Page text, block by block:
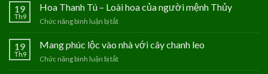
19
Th9
Hoa Thanh Tú – Loài hoa của người mệnh Thủy
Chức năng bình luận bị tắt
Thanh
19
Th9
Mang phúc lộc vào nhà với cây chanh leo
Chức năng bình luận bị tắt